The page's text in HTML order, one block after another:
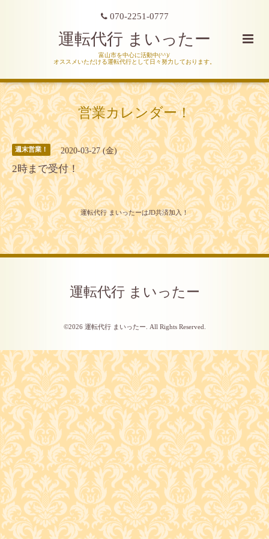
070-2251-0777
運転代行 まいったー
富山市を中心に活動中(^^)/
オススメいただける運転代行として日々努力しております。
営業カレンダー！
週末営業！ 2020-03-27 (金)
2時まで受付！
運転代行 まいったーはJD共済加入！
運転代行 まいったー
©2026 運転代行 まいったー . All Rights Reserved.